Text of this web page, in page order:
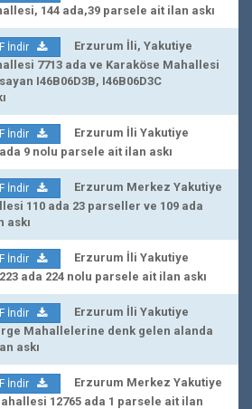
144 ada,39 parsele ait ilan askı
İndir
Erzurum İli, Yakutiye
7713 ada ve Karaköse Mahallesi
I46B06D3B, I46B06D3C
İndir
Erzurum İli Yakutiye
9 nolu parsele ait ilan askı
İndir
Erzurum Merkez Yakutiye
110 ada 23 parseller ve 109 ada
askı
İndir
Erzurum İli Yakutiye
ada 224 nolu parsele ait ilan askı
İndir
Erzurum İli Yakutiye
Mahallelerine denk gelen alanda
askı
İndir
Erzurum Merkez Yakutiye
12765 ada 1 parsele ait ilan